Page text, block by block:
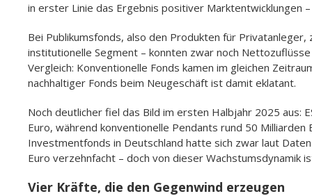
in erster Linie das Ergebnis positiver Marktentwicklungen
Bei Publikumsfonds, also den Produkten für
institutionelle Segment – konnten zwar noch
Vergleich: Konventionelle Fonds kamen im gleichen
nachhaltiger Fonds beim Neugeschäft ist damit eklatant.
Noch deutlicher fiel das Bild im ersten Halbjahr 2025 aus:
Euro, während konventionelle Pendants rund 50
Investmentfonds in Deutschland hatte sich zwar laut
Euro verzehnfacht – doch von dieser Wachstumsdynamik
Vier Kräfte, die den Gegenwind erzeugen